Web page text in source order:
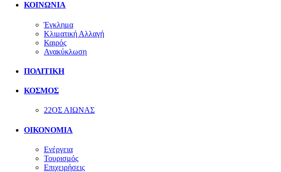
ΚΟΙΝΩΝΙΑ
Έγκλημα
Κλιματική Αλλαγή
Καιρός
Ανακύκλωση
ΠΟΛΙΤΙΚΗ
ΚΟΣΜΟΣ
22ΟΣ ΑΙΩΝΑΣ
ΟΙΚΟΝΟΜΙΑ
Ενέργεια
Τουρισμός
Επιχειρήσεις